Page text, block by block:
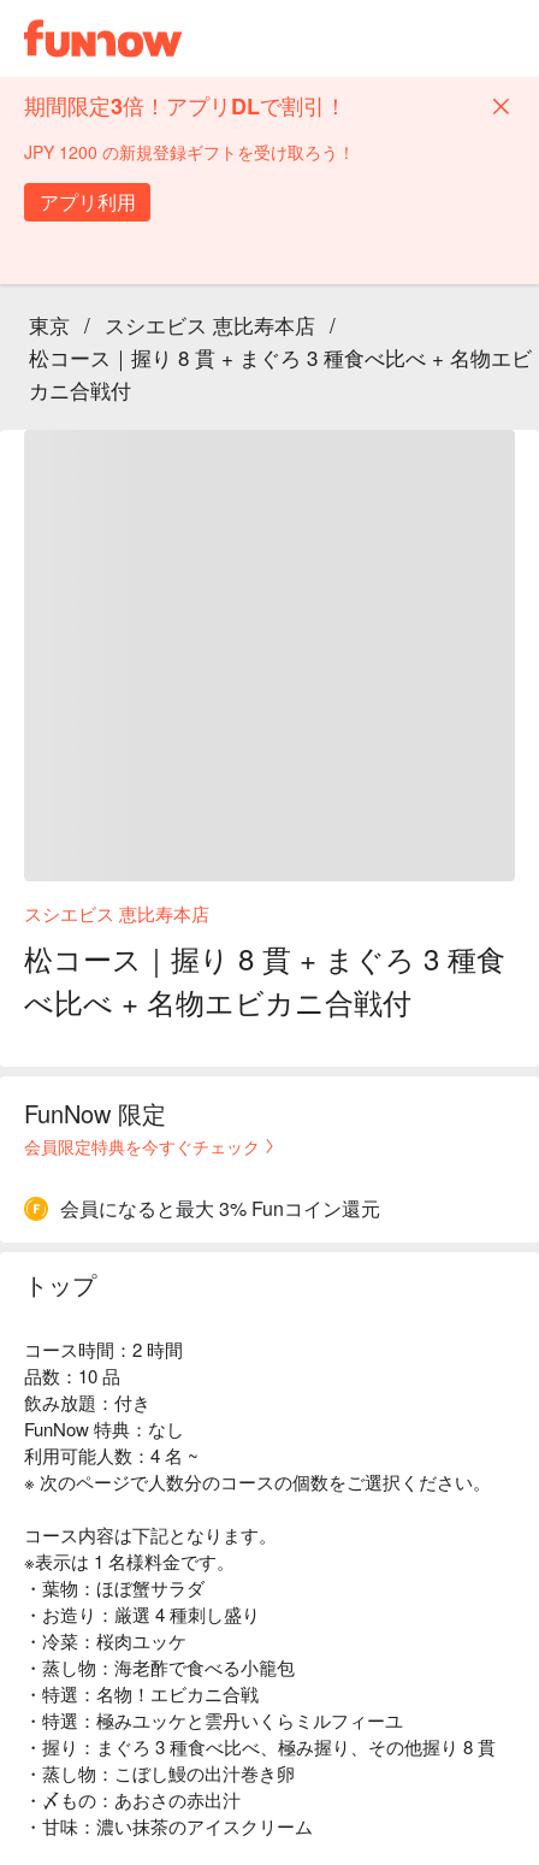
期間限定3倍！アプリDLで割引！
JPY 1200 の新規登録ギフトを受け取ろう！
アプリ利用
東京 / スシエビス 恵比寿本店 /
松コース｜握り 8 貫 + まぐろ 3 種食べ比べ + 名物エビ
カニ合戦付
スシエビス 恵比寿本店
松コース｜握り 8 貫 + まぐろ 3 種食
べ比べ + 名物エビカニ合戦付
FunNow 限定
会員限定特典を今すぐチェック
会員になると最大 3% Funコイン還元
トップ
コース時間：2 時間
品数：10 品
飲み放題：付き
FunNow 特典：なし
利用可能人数：4 名 ~
※ 次のページで人数分のコースの個数をご選択ください。
コース内容は下記となります。
※表示は 1 名様料金です。
・葉物：ほぼ蟹サラダ
・お造り：厳選 4 種刺し盛り
・冷菜：桜肉ユッケ
・蒸し物：海老酢で食べる小籠包
・特選：名物！エビカニ合戦
・特選：極みユッケと雲丹いくらミルフィーユ
・握り：まぐろ 3 種食べ比べ、極み握り、その他握り 8 貫
・蒸し物：こぼし鰻の出汁巻き卵
・〆もの：あおさの赤出汁
・甘味：濃い抹茶のアイスクリーム